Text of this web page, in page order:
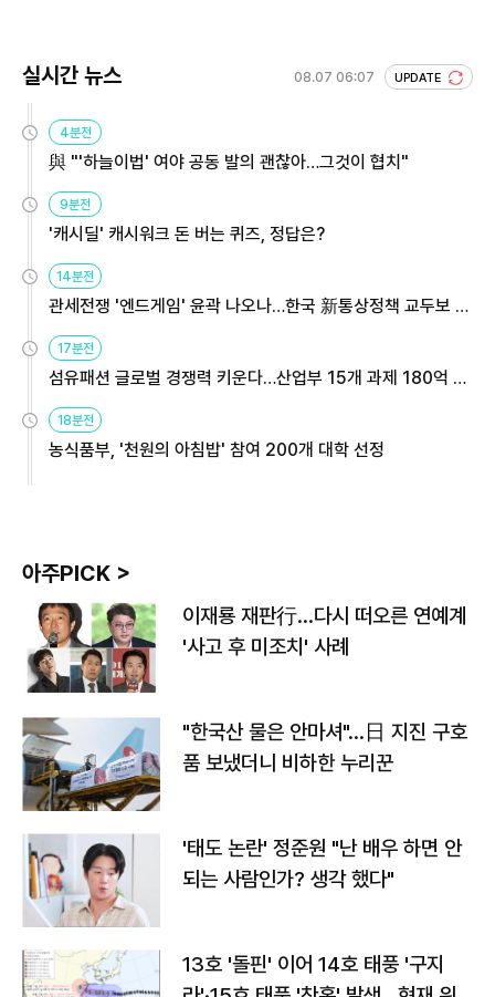
실시간 뉴스 08.07 06:07 UPDATE
4분전
與 "'하늘이법' 여야 공동 발의 괜찮아…그것이 협치"
9분전
'캐시딜' 캐시워크 돈 버는 퀴즈, 정답은?
14분전
관세전쟁 '엔드게임' 윤곽 나오나…한국 新통상정책 교두보 활
용해야
17분전
섬유패션 글로벌 경쟁력 키운다…산업부 15개 과제 180억 지
원
18분전
농식품부, '천원의 아침밥' 참여 200개 대학 선정
아주PICK >
이재룡 재판行…다시 떠오른 연예계
'사고 후 미조치' 사례
"한국산 물은 안마셔"…日 지진 구호
품 보냈더니 비하한 누리꾼
'태도 논란' 정준원 "난 배우 하면 안
되는 사람인가? 생각 했다"
13호 '돌핀' 이어 14호 태풍 '구지